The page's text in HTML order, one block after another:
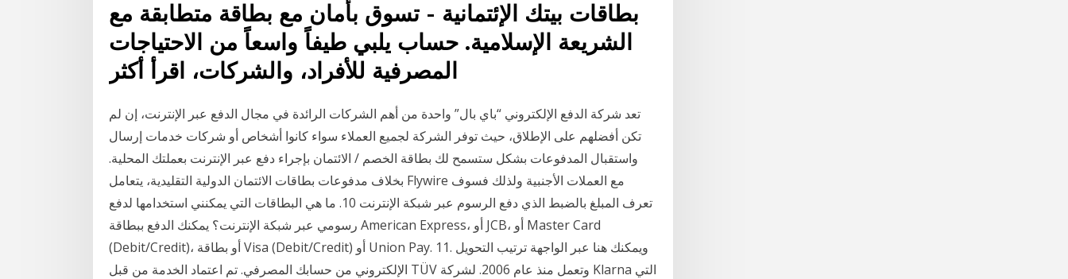
بطاقات بيتك الإئتمانية - تسوق بأمان مع بطاقة متطابقة مع
الشريعة الإسلامية. حساب يلبي طيفاً واسعاً من الاحتياجات
تعد شركة الدفع الإلكتروني “باي بال” واحدة من أهم الشركات الرائدة في مجال الدفع عبر الإنترنت، إن لم
تكن أفضلهم على الإطلاق، حيث توفر الشركة لجميع العملاء سواء كانوا أشخاص أو شركات خدمات إرسال
واستقبال المدفوعات بشكل ستسمح لك بطاقة الخصم / الائتمان بإجراء دفع عبر الإنترنت بعملتك المحلية.
بخلاف مدفوعات بطاقات الائتمان الدولية التقليدية، يتعامل Flywire مع العملات الأجنبية ولذلك فسوف
تعرف المبلغ بالضبط الذي دفع الرسوم عبر شبكة الإنترنت 10. ما هي البطاقات التي يمكنني استخدامها لدفع
رسومي عبر شبكة الإنترنت؟ يمكنك الدفع ببطاقة American Express، أو JCB، أو Master Card
(Debit/Credit)، أو بطاقة Visa (Debit/Credit) أو Union Pay. 11. ويمكنك هنا عبر الواجهة ترتيب التحويل
الإلكتروني من حسابك المصرفي. تم اعتماد الخدمة من قبل TÜV وتعمل منذ عام 2006. لشركة Klarna التي